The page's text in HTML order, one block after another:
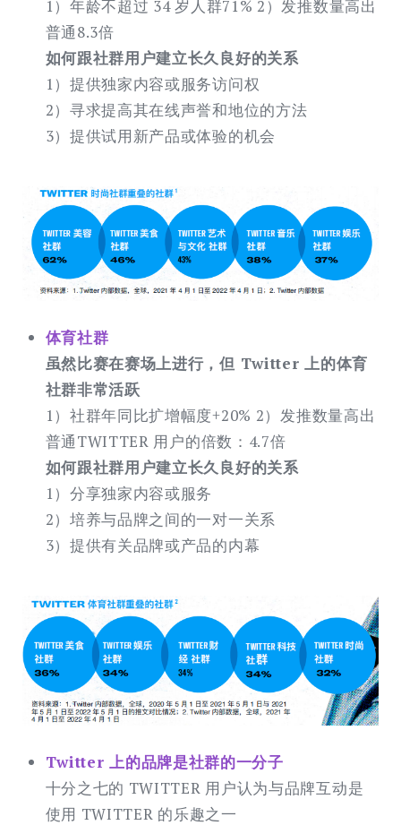
1）年龄不超过 34 岁人群71% 2）发推数量⾼出
普通8.3倍
如何跟社群用户建立长久良好的关系
1）提供独家内容或服务访问权
2）寻求提⾼其在线声誉和地位的⽅法
3）提供试⽤新产品或体验的机会
体育社群
虽然⽐赛在赛场上进⾏，但 Twitter 上的体育
社群⾮常活跃
1）社群年同⽐扩增幅度+20% 2）发推数量⾼出
普通TWITTER ⽤户的倍数：4.7倍
如何跟社群用户建立长久良好的关系
1）分享独家内容或服务
2）培养与品牌之间的⼀对⼀关系
3）提供有关品牌或产品的内幕
Twitter 上的品牌是社群的⼀分⼦
十分之七的 TWITTER ⽤户认为与品牌互动是
使⽤ TWITTER 的乐趣之⼀